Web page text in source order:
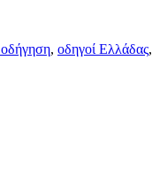
, οδηγοί Ελλάδας,